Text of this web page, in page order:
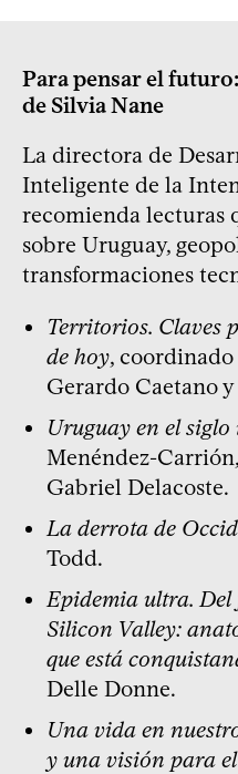
Para pensar el
de Silvia Nane
La directora de
Inteligente de la
recomienda lecturas
sobre Uruguay,
transformaciones
Territorios. Claves
de hoy,
Gerardo Caetano
Uruguay en el
Menéndez-
Gabriel Delacoste.
La derrota de
Todd.
Epidemia ultra. Del
Silicon Valley:
que está
Delle Donne.
Una vida en
y una visión para